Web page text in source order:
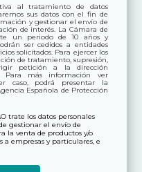
al tratamiento de datos
sus datos con el fin de
y gestionar el envío de
de interés. La Cámara de
un periodo de 10 años y
ser cedidos a entidades
solicitados. Para ejercer los
de tratamiento, supresión,
petición a la dirección
Para más información ver
caso, podrá presentar la
Española de Protección
trate los datos personales
gestionar el envío de
la venta de productos y/o
a empresas y particulares, e